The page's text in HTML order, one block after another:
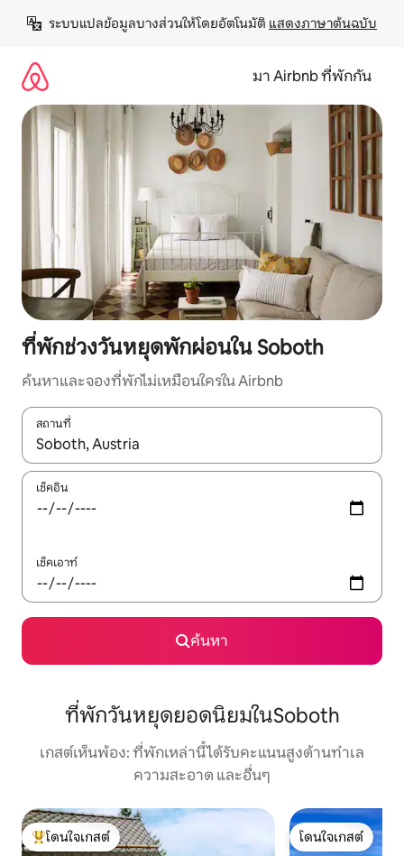
เนื้อหา
ระบบแปลข้อมูลบางส่วนให้โดยอัตโนมัติ แสดงภาษาต้นฉบับ
มา Airbnb ที่พักกัน
ที่พักช่วงวันหยุดพักผ่อนใน Soboth
ค้นหาและจองที่พักไม่เหมือนใครใน Airbnb
สถานที่
ใช้ลูกศรขึ้นลง หรือใช้การสัมผัสหรือปัด เพื่อสำรวจผลการค้นหา
เช็คอิน
เช็คเอาท์
ค้นหา
ที่พักวันหยุดยอดนิยมในSoboth
เกสต์เห็นพ้อง: ที่พักเหล่านี้ได้รับคะแนนสูงด้านทำเล
ความสะอาด และอื่นๆ
โดนใจเกสต์ที่สุด
โดนใจเกสต์
โดนใจเกสต์
โดนใจเกสต์